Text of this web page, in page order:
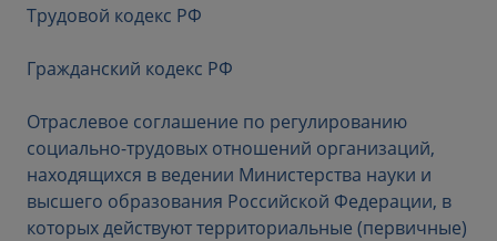
Трудовой кодекс РФ
Гражданский кодекс РФ
Отраслевое соглашение по регулированию
социально-трудовых отношений организаций,
находящихся в ведении Министерства науки и
высшего образования Российской Федерации, в
которых действуют территориальные (первичные)